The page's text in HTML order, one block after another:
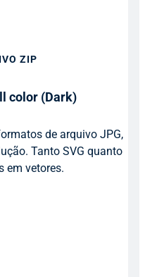
ZIP
color (Dark)
de arquivo JPG,
Tanto SVG quanto
em vetores.